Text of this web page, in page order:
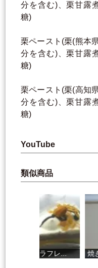
分を含む)、栗甘露
糖)
栗ペースト(栗(熊本
分を含む)、栗甘露
糖)
栗ペースト(栗(高知
分を含む)、栗甘露
糖)
YouTube
類似商品
シュコラフレ... 焼き